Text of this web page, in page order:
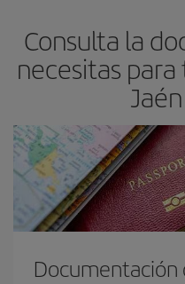
Consulta la
necesitas
Documentación